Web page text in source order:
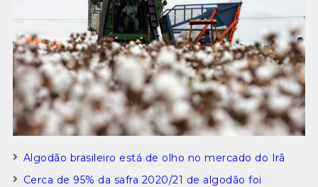
Algodão brasileiro está de olho no mercado do Irã
Cerca de 95% da safra 2020/21 de algodão foi